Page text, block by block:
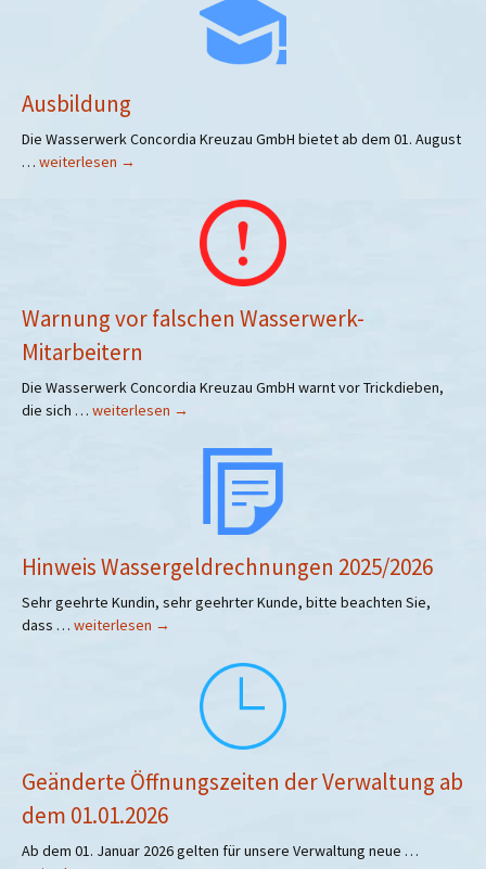
Ausbildung
Die Wasserwerk Concordia Kreuzau GmbH bietet ab dem 01. August
… Ausbildung
weiterlesen →
Warnung vor falschen Wasserwerk-
Mitarbeitern
Die Wasserwerk Concordia Kreuzau GmbH warnt vor Trickdieben,
die sich … Warnung
weiterlesen →
Hinweis Wassergeldrechnungen 2025/2026
Sehr geehrte Kundin, sehr geehrter Kunde, bitte beachten Sie,
dass … Hinweis
weiterlesen →
Geänderte Öffnungszeiten der Verwaltung ab
dem 01.01.2026
Ab dem 01. Januar 2026 gelten für unsere Verwaltung neue …